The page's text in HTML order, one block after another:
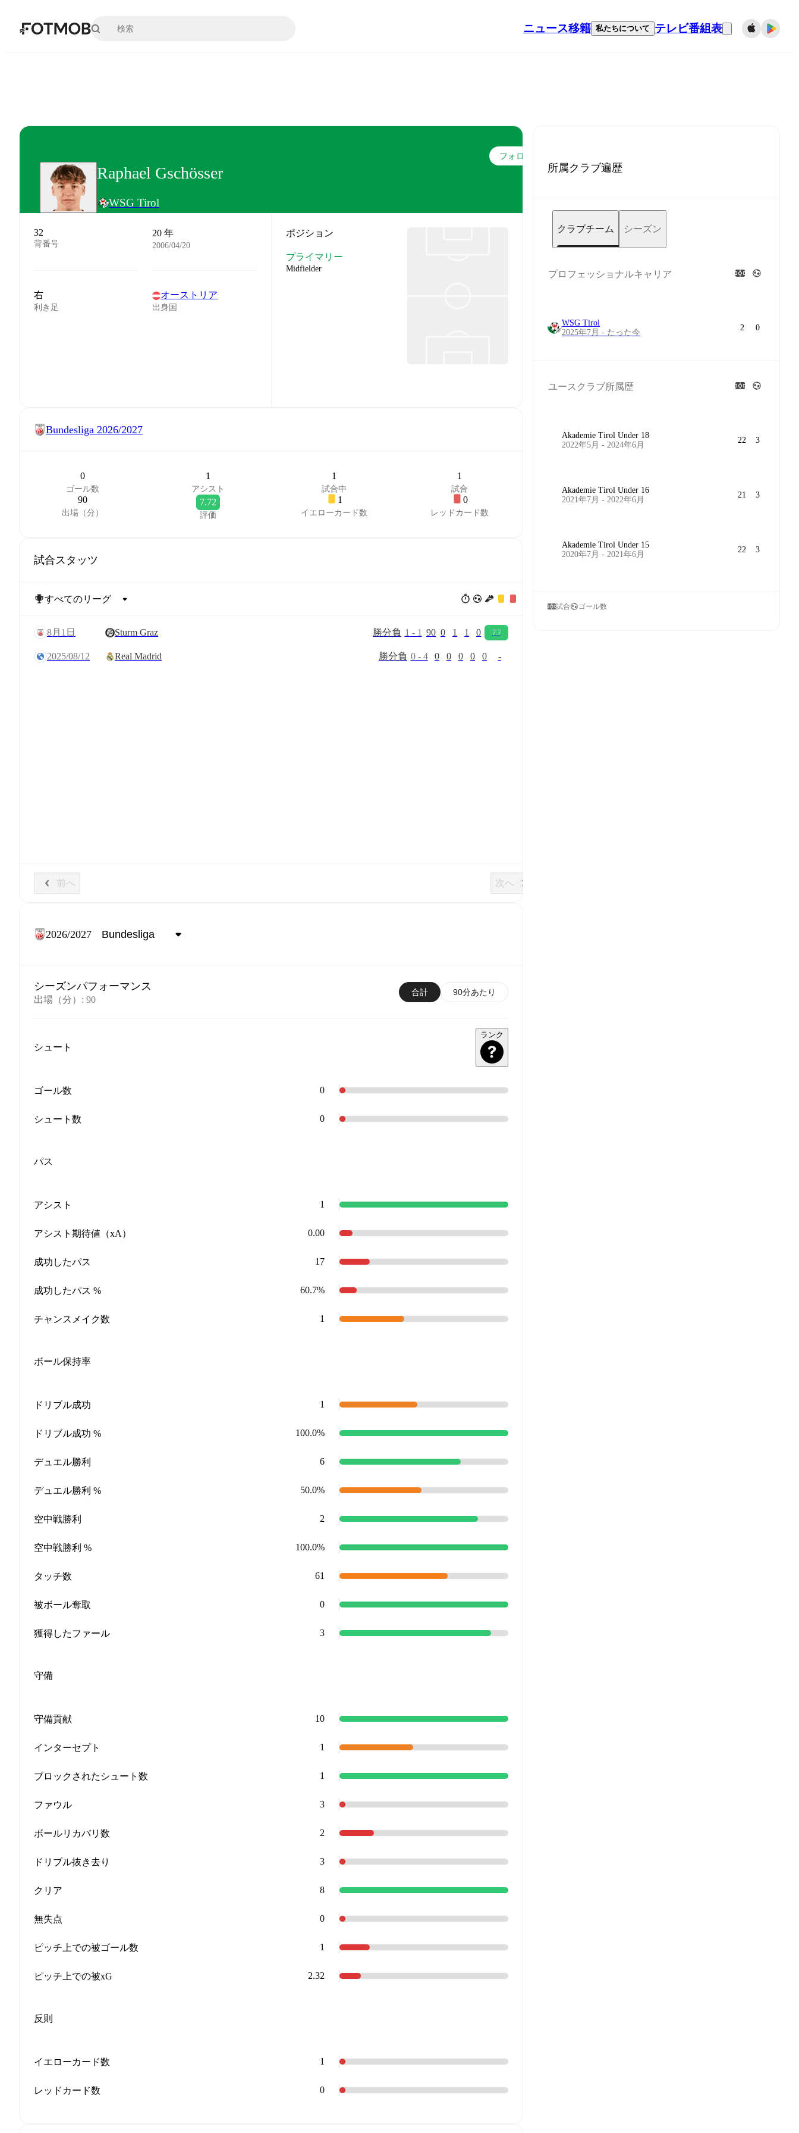
メインコンテンツへスキップ
ニュース移籍 私たちについて テレビ番組表
Raphael Gschösser
WSG Tirol
フォロー
32
背番号
20 年
2006/04/20
右
利き足
オーストリア
出身国
ポジション
プライマリー
Midfielder
Bundesliga 2026/2027
0
ゴール数
1
アシスト
1
試合中
1
試合
90
出場（分）
7.72
評価
1
イエローカード数
0
レッドカード数
試合スタッツ
8月1日 Sturm Graz 勝分負 1 - 1 90 0 1 1 0 7.7
2025/08/12 Real Madrid 勝分負 0- 4 0 0 0 0 0 -
前へ 次へ
2026/2027
シーズンパフォーマンス
出場（分） : 90
合計 90分あたり
シュート
ランク
ゴール数 0
シュート数 0
パス
アシスト 1
アシスト期待値（xA） 0.00
成功したパス 17
成功したパス % 60.7%
チャンスメイク数 1
ボール保持率
ドリブル成功 1
ドリブル成功 % 100.0%
デュエル勝利 6
デュエル勝利 % 50.0%
空中戦勝利 2
空中戦勝利 % 100.0%
タッチ数 61
被ボール奪取 0
獲得したファール 3
守備
守備貢献 10
インターセプト 1
ブロックされたシュート数 1
ファウル 3
ボールリカバリ数 2
ドリブル抜き去り 3
クリア 8
無失点 0
ピッチ上での被ゴール数 1
ピッチ上での被xG 2.32
反則
イエローカード数 1
レッドカード数 0
所属クラブ遍歴
クラブチーム シーズン
プロフェッショナルキャリア
WSG Tirol
2025年7月 - たった今
2 0
ユースクラブ所属歴
Akademie Tirol Under 18
2022年5月 - 2024年6月
22 3
Akademie Tirol Under 16
2021年7月 - 2022年6月
21 3
Akademie Tirol Under 15
2020年7月 - 2021年6月
22 3
試合 ゴール数